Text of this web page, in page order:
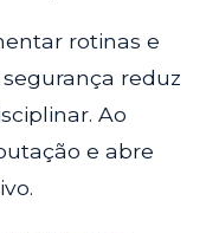
rotinas e
reduz
Ao
e abre